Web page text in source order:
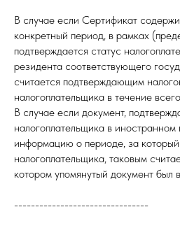
В случае если Сертификат
конкретный период, в рамках
подтверждается статус
резидента соответствующего
считается подтверждающим
налогоплательщика в течение
В случае если документ,
налогоплательщика в
информацию о периоде, за который
налогоплательщика, таковым
котором упомянутый документ был
--------------------------------